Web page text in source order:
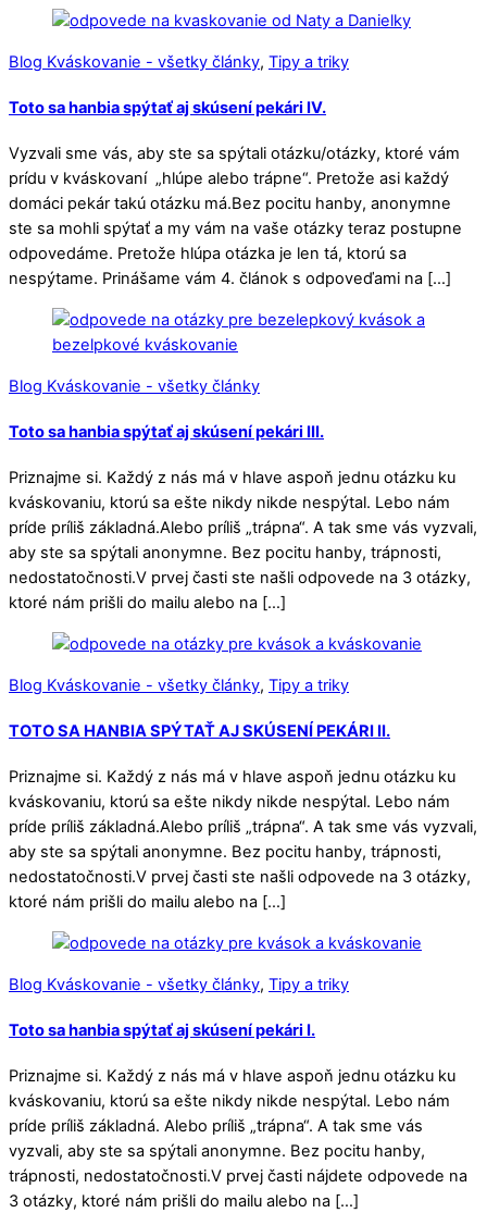
Blog Kváskovanie - všetky články, Tipy a triky
Toto sa hanbia spýtať aj skúsení pekári IV.
Vyzvali sme vás, aby ste sa spýtali otázku/otázky, ktoré vám
prídu v kváskovaní „hlúpe alebo trápne“. Pretože asi každý
domáci pekár takú otázku má.Bez pocitu hanby, anonymne
ste sa mohli spýtať a my vám na vaše otázky teraz postupne
odpovedáme. Pretože hlúpa otázka je len tá, ktorú sa
nespýtame. Prinášame vám 4. článok s odpoveďami na […]
Blog Kváskovanie - všetky články
Toto sa hanbia spýtať aj skúsení pekári III.
Priznajme si. Každý z nás má v hlave aspoň jednu otázku ku
kváskovaniu, ktorú sa ešte nikdy nikde nespýtal. Lebo nám
príde príliš základná.Alebo príliš „trápna“. A tak sme vás vyzvali,
aby ste sa spýtali anonymne. Bez pocitu hanby, trápnosti,
nedostatočnosti.V prvej časti ste našli odpovede na 3 otázky,
ktoré nám prišli do mailu alebo na […]
Blog Kváskovanie - všetky články, Tipy a triky
TOTO SA HANBIA SPÝTAŤ AJ SKÚSENÍ PEKÁRI II.
Priznajme si. Každý z nás má v hlave aspoň jednu otázku ku
kváskovaniu, ktorú sa ešte nikdy nikde nespýtal. Lebo nám
príde príliš základná.Alebo príliš „trápna“. A tak sme vás vyzvali,
aby ste sa spýtali anonymne. Bez pocitu hanby, trápnosti,
nedostatočnosti.V prvej časti ste našli odpovede na 3 otázky,
ktoré nám prišli do mailu alebo na […]
Blog Kváskovanie - všetky články, Tipy a triky
Toto sa hanbia spýtať aj skúsení pekári I.
Priznajme si. Každý z nás má v hlave aspoň jednu otázku ku
kváskovaniu, ktorú sa ešte nikdy nikde nespýtal. Lebo nám
príde príliš základná. Alebo príliš „trápna“. A tak sme vás
vyzvali, aby ste sa spýtali anonymne. Bez pocitu hanby,
trápnosti, nedostatočnosti.V prvej časti nájdete odpovede na
3 otázky, ktoré nám prišli do mailu alebo na […]